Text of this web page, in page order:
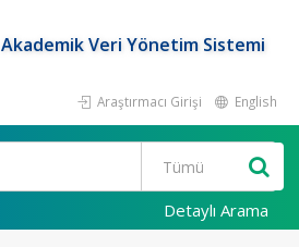
Akademik Veri Yönetim Sistemi
Araştırmacı Girişi English
Detaylı Arama